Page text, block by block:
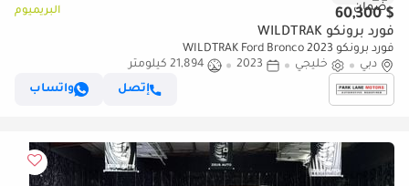
$ 60,300 البريميوم
فورد برونكو WILDTRAK
فورد برونكو WILDTRAK Ford Bronco 2023
دبي
خليجي 2023
21,894 كيلومتر
إتصل
واتساب